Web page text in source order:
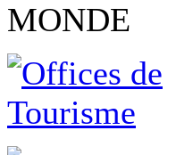
MONDE